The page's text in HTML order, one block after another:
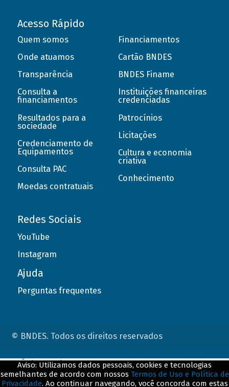
Acesso Rápido
Quem somos
Onde atuamos
Transparência
Consulta a
financiamentos
Resultados para a
sociedade
Credenciamento de
Equipamentos
Consulta PAC
Moedas contratuais
Financiamentos
Cartão BNDES
BNDES Finame
Instituições financeiras
credenciadas
Patrocínios
Licitações
Cultura e economia
criativa
Conhecimento
Redes Sociais
YouTube
Instagram
Ajuda
Perguntas frequentes
© BNDES. Todos os direitos reservados
Aviso: Utilizamos dados pessoais, cookies e tecnologias
semelhantes de acordo com nossos Termos de Uso e Política de
Privacidade. Ao continuar navegando, você concorda com estas
ConteÃºdo complementar
${title}${badge}